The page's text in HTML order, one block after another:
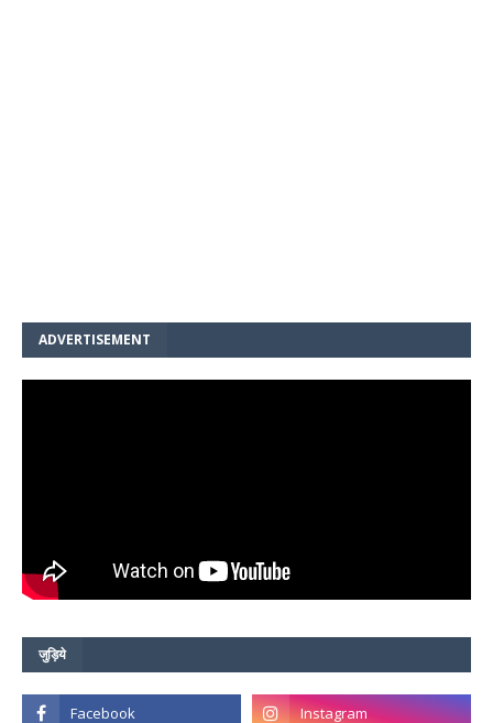
ADVERTISEMENT
जुड़िये